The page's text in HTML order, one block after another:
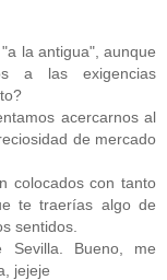
la antigua", aunque
a las exigencias
acercarnos al
de mercado
colocados con tanto
te traerías algo de
sentidos.
Bueno, me
jejeje